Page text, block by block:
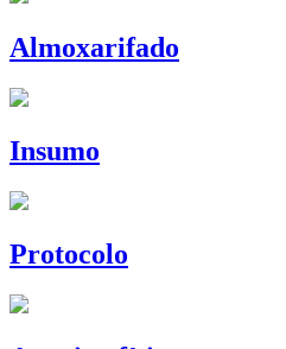
Almoxarifado
Insumo
Protocolo